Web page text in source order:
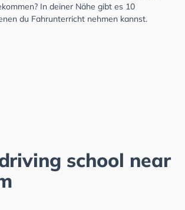
In deiner Nähe gibt es 10
du Fahrunterricht nehmen kannst.
school near